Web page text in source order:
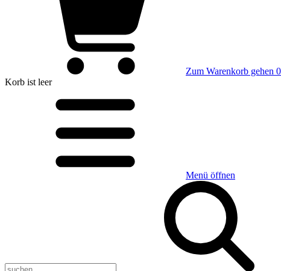
Zum Warenkorb gehen
Korb ist leer
Menü öffnen